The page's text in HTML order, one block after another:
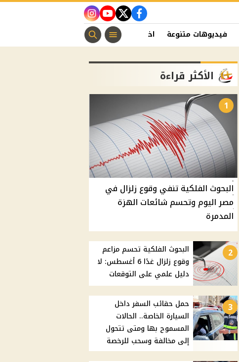
facebook
twitter
youtube
instagram
فيديوهات متنوعة اخبار الفن منوعات مسيحية
الأكثر قراءة
1
البحوث الفلكية تنفي وقوع زلزال في
مصر اليوم وتحسم شائعات الهزة
المدمرة
2
البحوث الفلكية تحسم مزاعم
وقوع زلزال غدًا 6 أغسطس: لا
دليل علمي على التوقعات
3
حمل حقائب السفر داخل
السيارة الخاصة.. الحالات
المسموح بها ومتى تتحول
إلى مخالفة وسحب للرخصة